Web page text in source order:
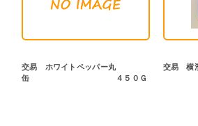
交易 ホワイトペッパー丸
缶 ４５０Ｇ
交易 横